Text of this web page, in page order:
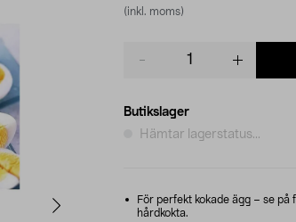
(inkl. moms)
Butikslager
Hämtar lagerstatus...
För perfekt kokade ägg – se
hårdkokta.